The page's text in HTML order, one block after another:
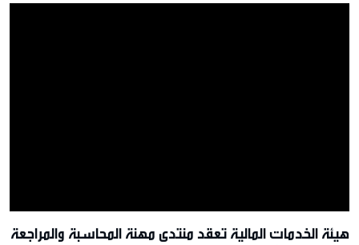
هيئة الخدمات المالية تعقد منتدى مهنة المحاسبة والمراجعة